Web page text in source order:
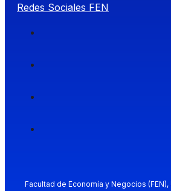
Redes Sociales FEN
Facultad de Economía y Negocios